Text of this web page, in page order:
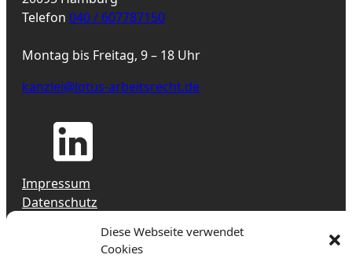
Diese Webseite verwendet
Cookies
Telefon 040 / 607787150
Montag bis Freitag, 9 – 18 Uhr
kanzlei@lotus-arbeitsrecht.de
Impressum
Datenschutz
Hinweisgeber-Meldestelle (HinSchG)